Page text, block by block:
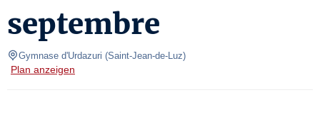
septembre
Gymnase d'Urdazuri (Saint-Jean-de-Luz)
Plan anzeigen